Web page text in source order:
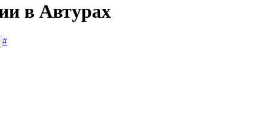
в Автурах
#